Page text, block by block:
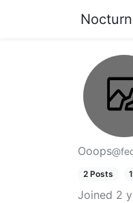
Ooops
2 Posts
Joined 2